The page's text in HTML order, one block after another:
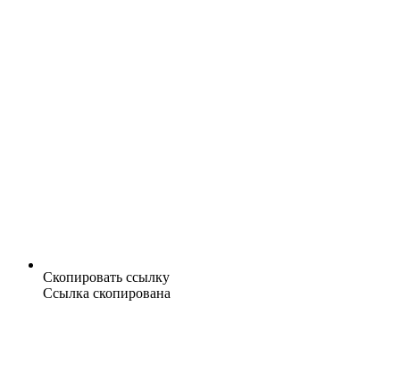
Скопировать ссылку
Ссылка скопирована